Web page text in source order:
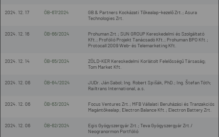
2024. 12. 17 ÖB-67/2024
GB & Partners Kockázati Tőkealap-kezelő Zrt.; Asura
Technologies Zrt.
2024. 12. 16 ÖB-66/2024
Prohuman Zrt.; SUN GROUP Kereskedelmi és Szolgáltató
Kft.; Profólió Projekt Tanácsadó Kft.; Prohuman BPO Kft.;
Protocall 2009 Web- és Telemarketing Kft.
2024. 12. 14 ÖB-65/2024
ZÖLD-KER Kereskedelmi Korlátolt Felelősségű Társaság;
Tom Market Kft.
2024. 12. 06 ÖB-64/2024
JUDr. Ján Sabol; Ing. Robert Spišák, PhD.; Ing. Štefan Tóth;
Railtrans International, a.s.
2024. 12. 06 ÖB-63/2024
Focus Ventures Zrt.; MFB Vállalati Beruházási és Tranzakciós
Magántőkealap; Electron Balance Kft.; Electron Battery Zrt.
2024. 12. 06 ÖB-62/2024
Egis Gyógyszergyár Zrt.; Teva Gyógyszergyár Zrt./
Neogranormon Portfólió